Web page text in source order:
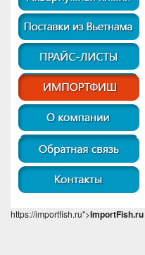
https://importfish.ru">ImportFish.ru